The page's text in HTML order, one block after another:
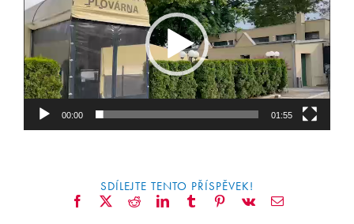
CONTACT
00:00 01:55
SDÍLEJTE TENTO PŘÍSPĚVEK!
Facebook
X RedditLinkedIn TumblrPinterestVk Email